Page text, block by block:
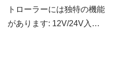
トローラーには独特の機能
があります: 12V/24V入力